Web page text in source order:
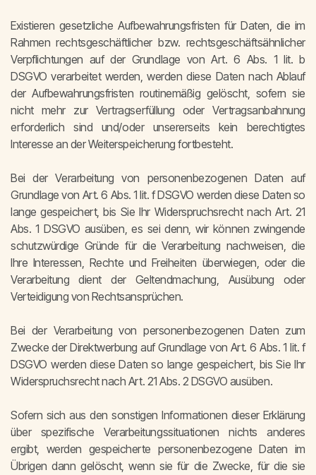
Existieren gesetzliche Aufbewahrungsfristen für Daten, die im
Rahmen rechtsgeschäftlicher bzw. rechtsgeschäftsähnlicher
Verpflichtungen auf der Grundlage von Art. 6 Abs. 1 lit. b
DSGVO verarbeitet werden, werden diese Daten nach Ablauf
der Aufbewahrungsfristen routinemäßig gelöscht, sofern sie
nicht mehr zur Vertragserfüllung oder Vertragsanbahnung
erforderlich sind und/oder unsererseits kein berechtigtes
Interesse an der Weiterspeicherung fortbesteht.
Bei der Verarbeitung von personenbezogenen Daten auf
Grundlage von Art. 6 Abs. 1 lit. f DSGVO werden diese Daten so
lange gespeichert, bis Sie Ihr Widerspruchsrecht nach Art. 21
Abs. 1 DSGVO ausüben, es sei denn, wir können zwingende
schutzwürdige Gründe für die Verarbeitung nachweisen, die
Ihre Interessen, Rechte und Freiheiten überwiegen, oder die
Verarbeitung dient der Geltendmachung, Ausübung oder
Verteidigung von Rechtsansprüchen.
Bei der Verarbeitung von personenbezogenen Daten zum
Zwecke der Direktwerbung auf Grundlage von Art. 6 Abs. 1 lit. f
DSGVO werden diese Daten so lange gespeichert, bis Sie Ihr
Widerspruchsrecht nach Art. 21 Abs. 2 DSGVO ausüben.
Sofern sich aus den sonstigen Informationen dieser Erklärung
über spezifische Verarbeitungssituationen nichts anderes
ergibt, werden gespeicherte personenbezogene Daten im
Übrigen dann gelöscht, wenn sie für die Zwecke, für die sie